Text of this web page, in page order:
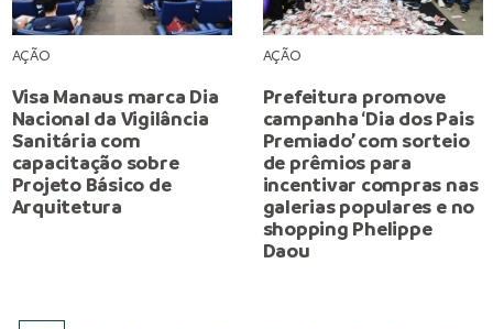
AÇÃO
Visa Manaus marca Dia
Nacional da Vigilância
Sanitária com
capacitação sobre
Projeto Básico de
Arquitetura
AÇÃO
Prefeitura promove
campanha ‘Dia dos Pais
Premiado’ com sorteio
de prêmios para
incentivar compras nas
galerias populares e no
shopping Phelippe
Daou